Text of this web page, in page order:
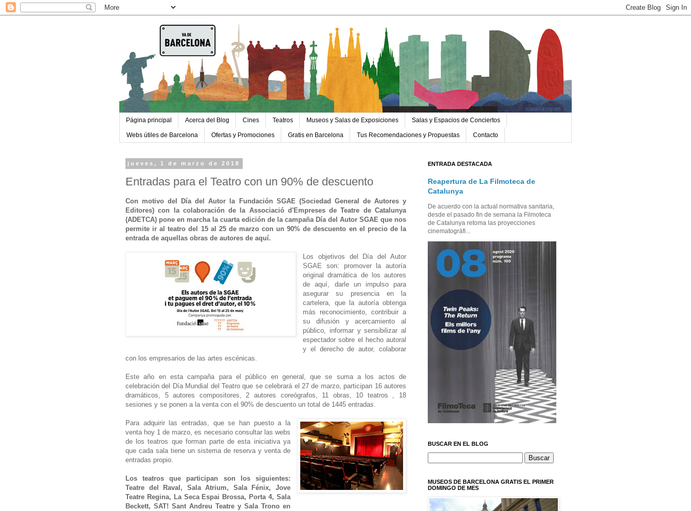
Página principal Acerca del Blog Cines Teatros Museos y Salas de Exposiciones Salas y Espacios de Conciertos
Webs útiles de Barcelona Ofertas y Promociones Gratis en Barcelona Tus Recomendaciones y Propuestas Contacto
jueves, 1 de marzo de 2018
Entradas para el Teatro con un 90% de descuento
Con motivo del Día del Autor la Fundación SGAE (Sociedad General de Autores y
Editores) con la colaboración de la Associació d'Empreses de Teatre de Catalunya
(ADETCA) pone en marcha la cuarta edición de la campaña Día del Autor SGAE que nos
permite ir al teatro del 15 al 25 de marzo con un 90% de descuento en el precio de la
entrada de aquellas obras de autores de aquí.
Los objetivos del Día del Autor
SGAE son: promover la autoría
original dramática de los autores
de aquí, darle un impulso para
asegurar su presencia en la
cartelera, que la autoría obtenga
más reconocimiento, contribuir a
su difusión y acercamiento al
público, informar y sensibilizar al
espectador sobre el hecho autoral
y el derecho de autor, colaborar
con los empresarios de las artes escénicas.
Este año en esta campaña para el público en general, que se suma a los actos de
celebración del Día Mundial del Teatro que se celebrará el 27 de marzo, participan 16 autores
dramáticos, 5 autores compositores, 2 autores coreógrafos, 11 obras, 10 teatros , 18
sesiones y se ponen a la venta con el 90% de descuento un total de 1445 entradas.
Para adquirir las entradas, que se han puesto a la
venta hoy 1 de marzo, es necesario consultar las webs
de los teatros que forman parte de esta iniciativa ya
que cada sala tiene un sistema de reserva y venta de
entradas propio.
Los teatros que participan son los siguientes:
Teatre del Raval, Sala Atrium, Sala Fénix, Jove
Teatre Regina, La Seca Espai Brossa, Porta 4, Sala
Beckett, SAT! Sant Andreu Teatre y Sala Trono en
ENTRADA DESTACADA
Reapertura de La Filmoteca de
Catalunya
De acuerdo con la actual normativa sanitaria,
desde el pasado fin de semana la Filmoteca
de Catalunya retoma las proyecciones
cinematográfi...
BUSCAR EN EL BLOG
MUSEOS DE BARCELONA GRATIS EL PRIMER
DOMINGO DE MES